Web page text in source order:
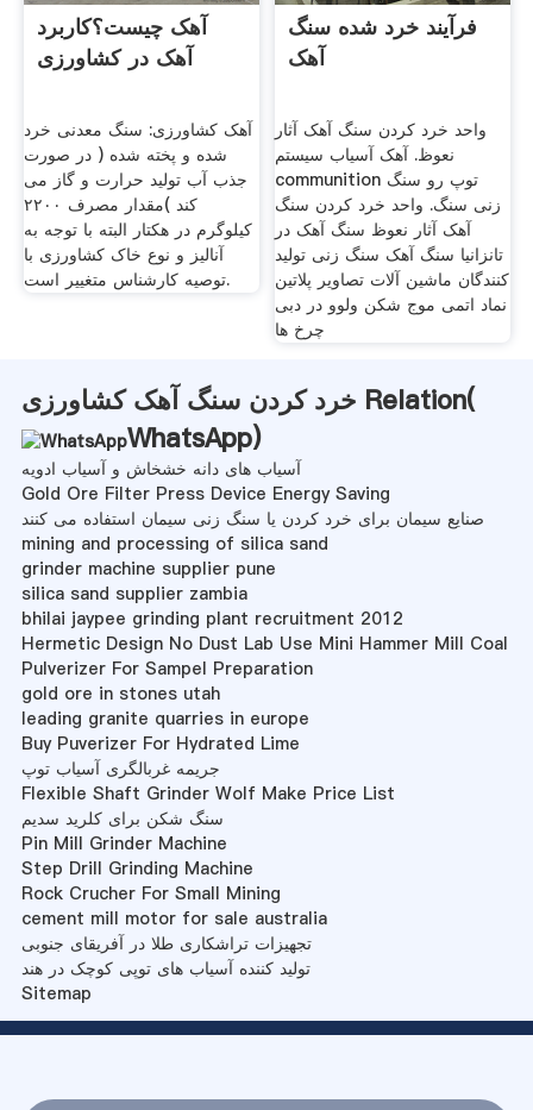
آهک چیست؟کاربرد
آهک در کشاورزی
آهک کشاورزی: سنگ معدنی خرد
شده و پخته شده ( در صورت
جذب آب تولید حرارت و گاز می
کند )مقدار مصرف ۲۲۰۰
کیلوگرم در هکتار البته با توجه به
آنالیز و نوع خاک کشاورزی با
توصیه کارشناس متغییر است.
فرآیند خرد شده سنگ
آهک
واحد خرد کردن سنگ آهک آثار
نعوظ. آهک آسیاب سیستم
communition توپ رو سنگ
زنی سنگ. واحد خرد کردن سنگ
آهک آثار نعوظ سنگ آهک در
تانزانیا سنگ آهک سنگ زنی تولید
کنندگان ماشین آلات تصاویر پلاتین
نماد اتمی موج شکن ولوو در دبی
چرخ ها
خرد کردن سنگ آهک کشاورزی Relation(
WhatsApp)
آسیاب های دانه خشخاش و آسیاب ادویه
Gold Ore Filter Press Device Energy Saving
صنایع سیمان برای خرد کردن یا سنگ زنی سیمان استفاده می کنند
mining and processing of silica sand
grinder machine supplier pune
silica sand supplier zambia
bhilai jaypee grinding plant recruitment 2012
Hermetic Design No Dust Lab Use Mini Hammer Mill Coal
Pulverizer For Sampel Preparation
gold ore in stones utah
leading granite quarries in europe
Buy Puverizer For Hydrated Lime
جریمه غربالگری آسیاب توپ
Flexible Shaft Grinder Wolf Make Price List
سنگ شکن برای کلرید سدیم
Pin Mill Grinder Machine
Step Drill Grinding Machine
Rock Crucher For Small Mining
cement mill motor for sale australia
تجهیزات تراشکاری طلا در آفریقای جنوبی
تولید کننده آسیاب های توپی کوچک در هند
Sitemap